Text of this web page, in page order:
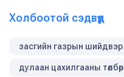
Холбоотой сэдвүүд
засгийн газрын шийдвэр
дулаан цахилгааны төлбөр